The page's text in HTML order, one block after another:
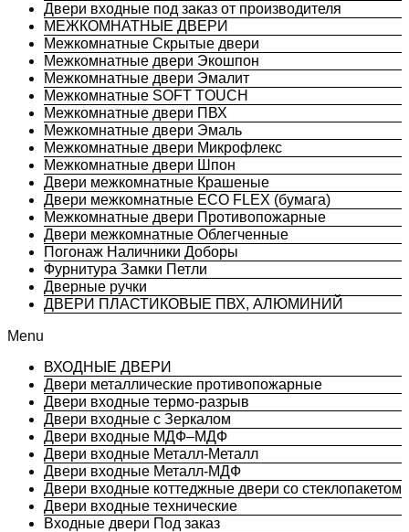
Двери входные под заказ от производителя
МЕЖКОМНАТНЫЕ ДВЕРИ
Межкомнатные Скрытые двери
Межкомнатные двери Экошпон
Межкомнатные двери Эмалит
Межкомнатные SOFT TOUCH
Межкомнатные двери ПВХ
Межкомнатные двери Эмаль
Межкомнатные двери Микрофлекс
Межкомнатные двери Шпон
Двери межкомнатные Крашеные
Двери межкомнатные ECO FLEX (бумага)
Межкомнатные двери Противопожарные
Двери межкомнатные Облегченные
Погонаж Наличники Доборы
Фурнитура Замки Петли
Дверные ручки
ДВЕРИ ПЛАСТИКОВЫЕ ПВХ, АЛЮМИНИЙ
Menu
ВХОДНЫЕ ДВЕРИ
Двери металлические противопожарные
Двери входные термо-разрыв
Двери входные с Зеркалом
Двери входные МДФ–МДФ
Двери входные Металл-Металл
Двери входные Металл-МДФ
Двери входные коттеджные двери со стеклопакетом
Двери входные технические
Входные двери Под заказ